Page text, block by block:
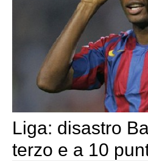
Liga: disastro
terzo e a 10